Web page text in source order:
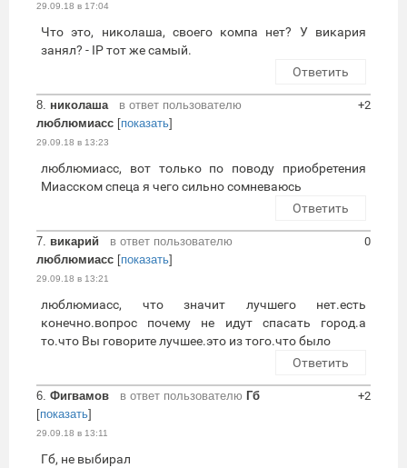
29.09.18 в 17:04
Что это, николаша, своего компа нет? У викария
занял? - IP тот же самый.
Ответить
8. николаша
в ответ пользователю
люблюмиасс [показать]
29.09.18 в 13:23
+2
люблюмиасс, вот только по поводу приобретения
Миасском спеца я чего сильно сомневаюсь
Ответить
7. викарий
в ответ пользователю
люблюмиасс [показать]
29.09.18 в 13:21
0
люблюмиасс, что значит лучшего нет.есть
конечно.вопрос почему не идут спасать город.а
то.что Вы говорите лучшее.это из того.что было
Ответить
6. Фигвамов в ответ пользователю Гб
[показать]
29.09.18 в 13:11
+2
Гб, не выбирал